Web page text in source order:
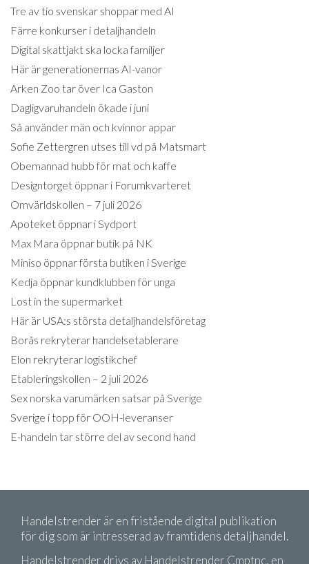
Tre av tio svenskar shoppar med AI
Färre konkurser i detaljhandeln
Digital skattjakt ska locka familjer
Här är generationernas AI-vanor
Arken Zoo tar över Ica Gaston
Dagligvaruhandeln ökade i juni
Så använder män och kvinnor appar
Sofie Zettergren utses till vd på Matsmart
Obemannad hubb för mat och kaffe
Designtorget öppnar i Forumkvarteret
Omvärldskollen – 7 juli 2026
Apoteket öppnar i Sydport
Max Mara öppnar butik på NK
Miniso öppnar första butiken i Sverige
Kedja öppnar kundklubben för unga
Lost in the supermarket
Här är USA:s största detaljhandelsföretag
Borås rekryterar handelsetablerare
Elon rekryterar logistikchef
Etableringskollen – 2 juli 2026
Sex norska varumärken satsar på Sverige
Sverige i topp för OOH-leveranser
E-handeln tar större del av second hand
Handelstrender är en fristående digital publikation
för dig som är intresserad av framtidens detaljhandel.
Handelstrender drivs av Handelstrender Cmptnc, en